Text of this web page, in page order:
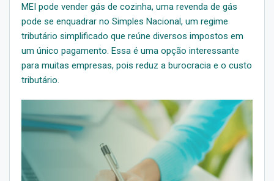
MEI pode vender gás de cozinha, uma revenda de gás
pode se enquadrar no Simples Nacional, um regime
tributário simplificado que reúne diversos impostos em
um único pagamento. Essa é uma opção interessante
para muitas empresas, pois reduz a burocracia e o custo
tributário.